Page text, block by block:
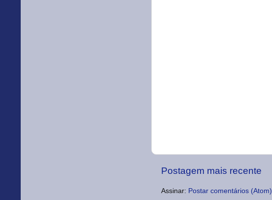
Postagem mais recente
Assinar: Postar comentários (Atom)